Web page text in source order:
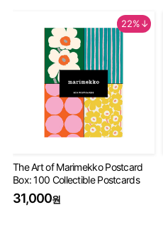
22%↓
The Art of Marimekko Postcard
Box: 100 Collectible Postcards
31,000원